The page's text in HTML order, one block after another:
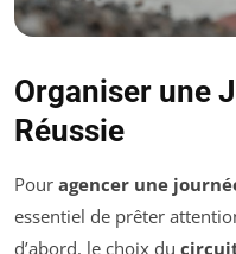
Organiser une
Réussie
Pour agencer une
essentiel de prêter
d’abord, le choix du